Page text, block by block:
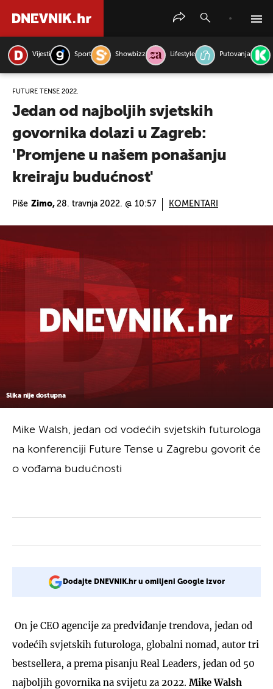
Vijesti Sport Showbizz Lifestyle Putovanja
FUTURE TENSE 2022.
Jedan od najboljih svjetskih
govornika dolazi u Zagreb:
'Promjene u našem ponašanju
kreiraju budućnost'
Piše Zimo, 28. travnja 2022. @ 10:57 KOMENTARI
Slika nije dostupna
Mike Walsh, jedan od vodećih svjetskih futurologa
na konferenciji Future Tense u Zagrebu govorit će
o vođama budućnosti
Dodajte DNEVNIK.hr u omiljeni Google izvor
On je CEO agencije za predviđanje trendova, jedan od
vodećih svjetskih futurologa, globalni nomad, autor tri
bestsellera, a prema pisanju Real Leaders, jedan od 50
najboljih govornika na svijetu za 2022. Mike Walsh
PRETRAŽITE VIJESTI